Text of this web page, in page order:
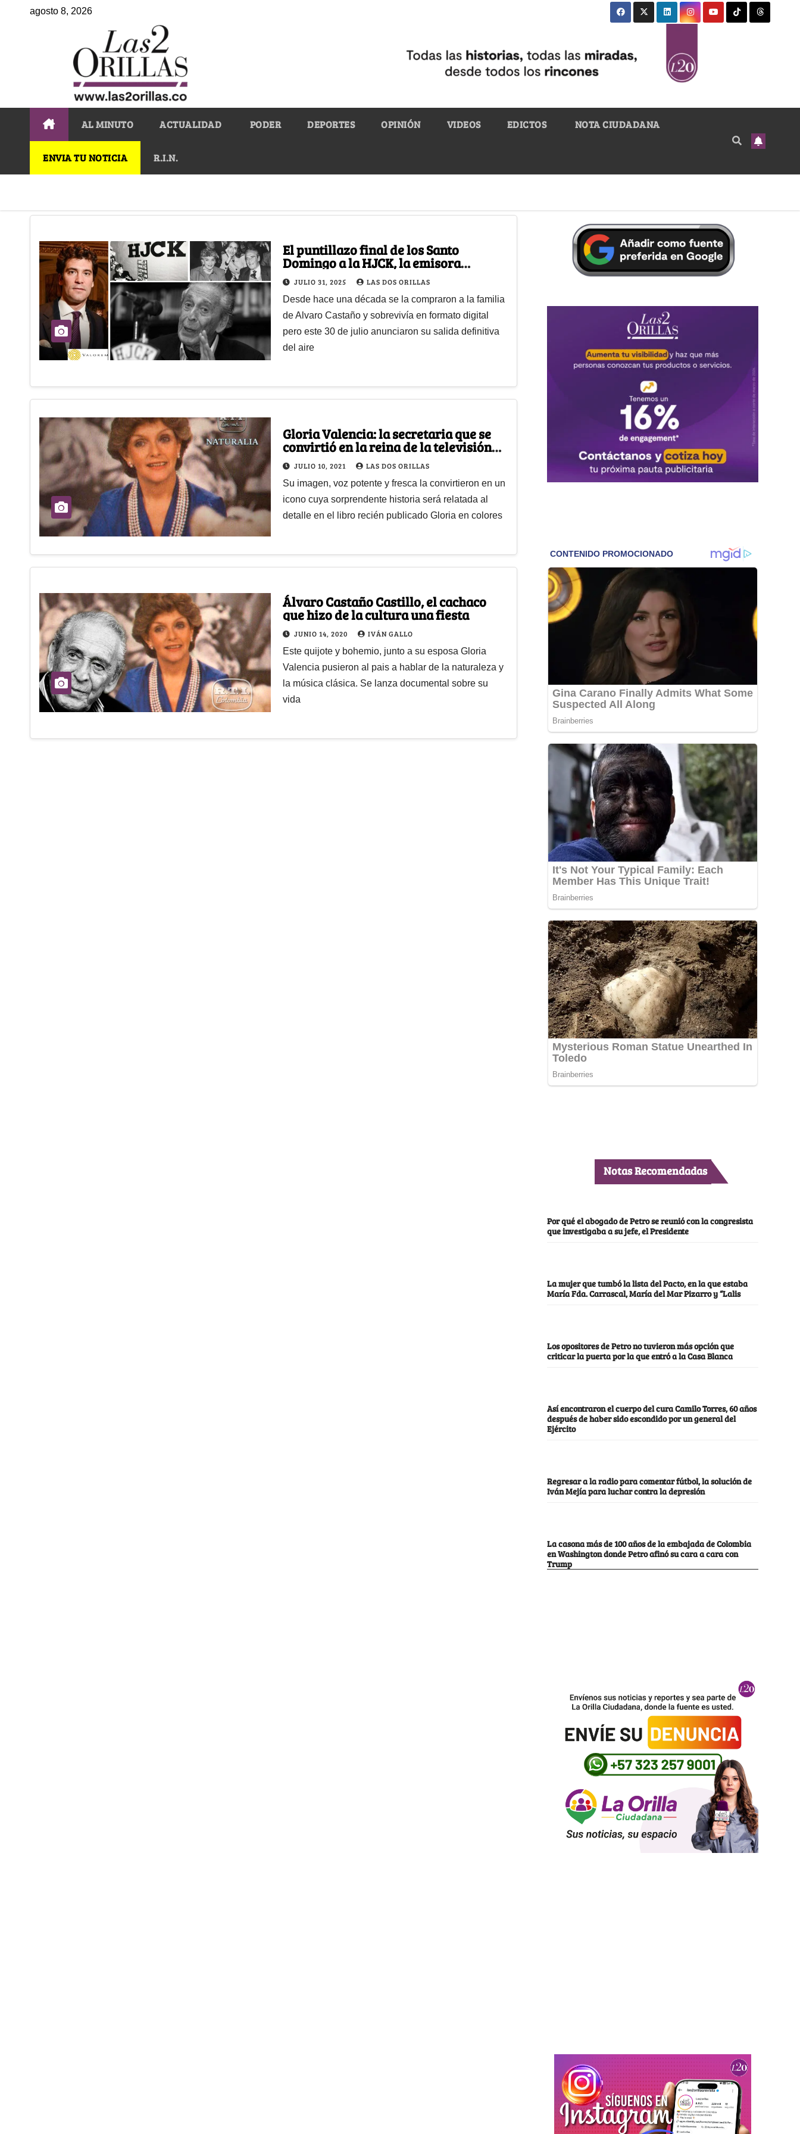
agosto 8, 2026
AL MINUTO ACTUALIDAD PODER DEPORTES OPINIÓN VIDEOS EDICTOS NOTA CIUDADANA
ENVIA TU NOTICIA R.I.N.
El puntillazo final de los Santo
Domingo a la HJCK, la emisora
cultural que no va más
JULIO 31, 2025 LAS DOS ORILLAS
Desde hace una década se la compraron a la familia
de Alvaro Castaño y sobrevivía en formato digital
pero este 30 de julio anunciaron su salida definitiva
del aire
Gloria Valencia: la secretaria que se
convirtió en la reina de la televisión
colombiana
JULIO 10, 2021 LAS DOS ORILLAS
Su imagen, voz potente y fresca la convirtieron en un
icono cuya sorprendente historia será relatada al
detalle en el libro recién publicado Gloria en colores
Álvaro Castaño Castillo, el cachaco
que hizo de la cultura una fiesta
JUNIO 14, 2020 IVÁN GALLO
Este quijote y bohemio, junto a su esposa Gloria
Valencia pusieron al pais a hablar de la naturaleza y
la música clásica. Se lanza documental sobre su
vida
Notas Recomendadas
Por qué el abogado de Petro se reunió con la congresista
que investigaba a su jefe, el Presidente
La mujer que tumbó la lista del Pacto, en la que estaba
María Fda. Carrascal, María del Mar Pizarro y “Lalis
Los opositores de Petro no tuvieron más opción que
criticar la puerta por la que entró a la Casa Blanca
Así encontraron el cuerpo del cura Camilo Torres, 60 años
después de haber sido escondido por un general del
Ejército
Regresar a la radio para comentar fútbol, la solución de
Iván Mejía para luchar contra la depresión
La casona más de 100 años de la embajada de Colombia
en Washington donde Petro afinó su cara a cara con
Trump